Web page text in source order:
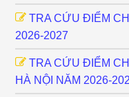
TRA CỨU ĐIỂM
2026-2027
TRA CỨU ĐIỂM
HÀ NỘI NĂM 2026-